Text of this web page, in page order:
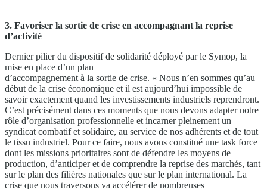
3. Favoriser la sortie de crise en accompagnant la reprise
d’activité
Dernier pilier du dispositif de solidarité déployé par le Symop, la
mise en place d’un plan
d’accompagnement à la sortie de crise. « Nous n’en sommes qu’au
début de la crise économique et il est aujourd’hui impossible de
savoir exactement quand les investissements industriels reprendront.
C’est précisément dans ces moments que nous devons adapter notre
rôle d’organisation professionnelle et incarner pleinement un
syndicat combatif et solidaire, au service de nos adhérents et de tout
le tissu industriel. Pour ce faire, nous avons constitué une task force
dont les missions prioritaires sont de défendre les moyens de
production, d’anticiper et de comprendre la reprise des marchés, tant
sur le plan des filières nationales que sur le plan international. La
crise que nous traversons va accélérer de nombreuses